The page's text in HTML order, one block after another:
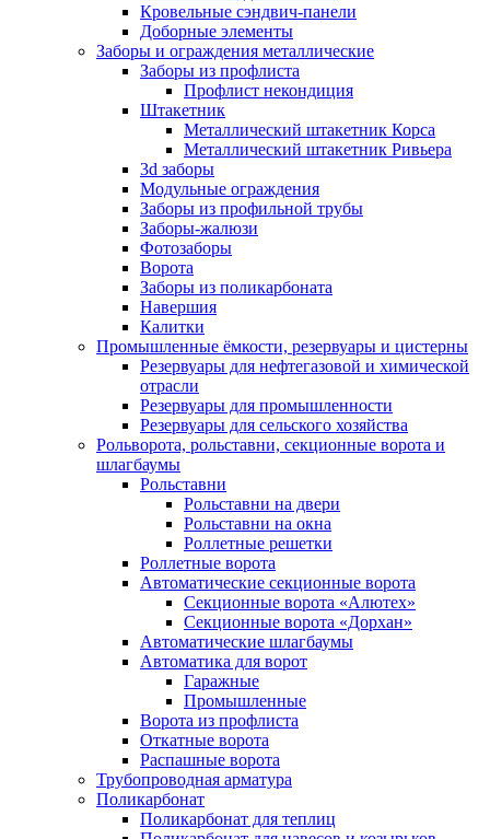
Кровельные сэндвич-панели
Доборные элементы
Заборы и ограждения металлические
Заборы из профлиста
Профлист некондиция
Штакетник
Металлический штакетник Корса
Металлический штакетник Ривьера
3d заборы
Модульные ограждения
Заборы из профильной трубы
Заборы-жалюзи
Фотозаборы
Ворота
Заборы из поликарбоната
Навершия
Калитки
Промышленные ёмкости, резервуары и цистерны
Резервуары для нефтегазовой и химической
отрасли
Резервуары для промышленности
Резервуары для сельского хозяйства
Рольворота, рольставни, секционные ворота и
шлагбаумы
Рольставни
Рольставни на двери
Рольставни на окна
Роллетные решетки
Роллетные ворота
Автоматические секционные ворота
Секционные ворота «Алютех»
Секционные ворота «Дорхан»
Автоматические шлагбаумы
Автоматика для ворот
Гаражные
Промышленные
Ворота из профлиста
Откатные ворота
Распашные ворота
Трубопроводная арматура
Поликарбонат
Поликарбонат для теплиц